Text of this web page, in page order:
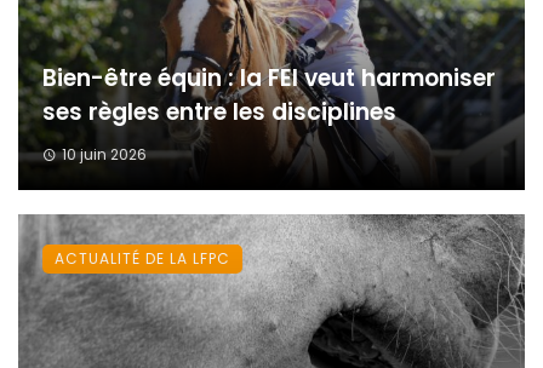
Bien-être équin : la FEI veut harmoniser
ses règles entre les disciplines
10 juin 2026
ACTUALITÉ DE LA LFPC